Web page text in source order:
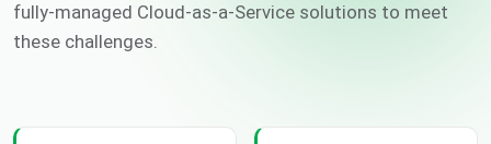
fully-managed Cloud-as-a-Service solutions to meet
these challenges.